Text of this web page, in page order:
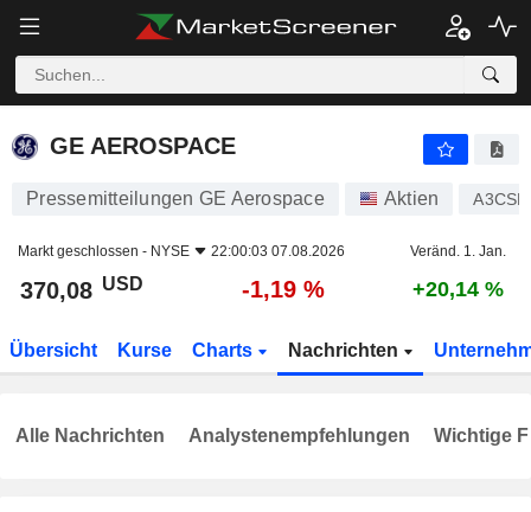
GE AEROSPACE
GE AEROSPACE
Pressemitteilungen GE Aerospace Aktien
Markt geschlossen - NYSE 22:00:03 07.08.2026 Veränd. 1. Jan.
370,08 USD -1,19 % +20,14 %
Übersicht Kurse Charts Nachrichten
Alle Nachrichten Analystenempfehlungen Wichtige